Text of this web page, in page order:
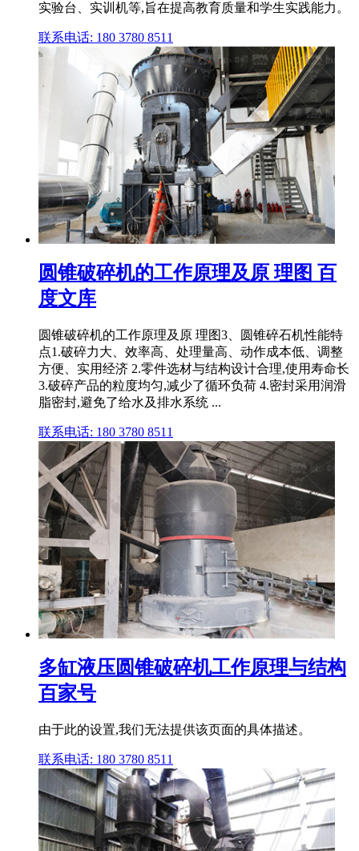
实验台、实训机等,旨在提高教育质量和学生实践能力。
联系电话: 180 3780 8511
圆锥破碎机的工作原理及原 理图 百
度文库
圆锥破碎机的工作原理及原 理图3、圆锥碎石机性能特
点1.破碎力大、效率高、处理量高、动作成本低、调整
方便、实用经济 2.零件选材与结构设计合理,使用寿命长
3.破碎产品的粒度均匀,减少了循环负荷 4.密封采用润滑
脂密封,避免了给水及排水系统 ...
联系电话: 180 3780 8511
多缸液压圆锥破碎机工作原理与结构
百家号
由于此的设置,我们无法提供该页面的具体描述。
联系电话: 180 3780 8511